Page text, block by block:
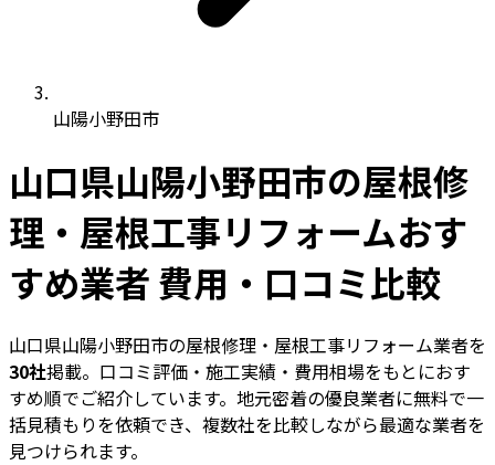
山陽小野田市
山口県山陽小野田市の屋根修
理・屋根工事リフォームおす
すめ業者 費用・口コミ比較
山口県山陽小野田市の屋根修理・屋根工事リフォーム業者を
30社掲載。口コミ評価・施工実績・費用相場をもとにおす
すめ順でご紹介しています。地元密着の優良業者に無料で一
括見積もりを依頼でき、複数社を比較しながら最適な業者を
見つけられます。